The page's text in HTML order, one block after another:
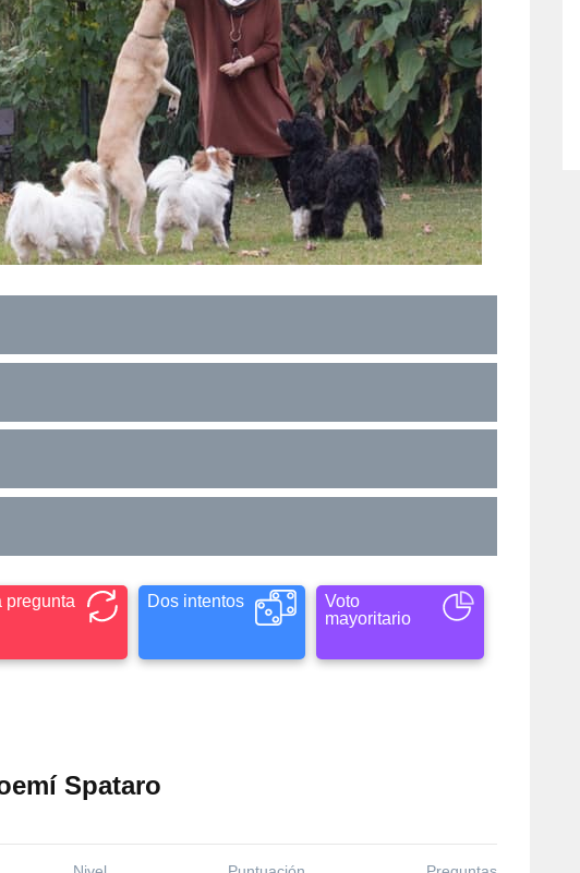
pregunta Dos intentos
Voto
mayoritario
Spataro